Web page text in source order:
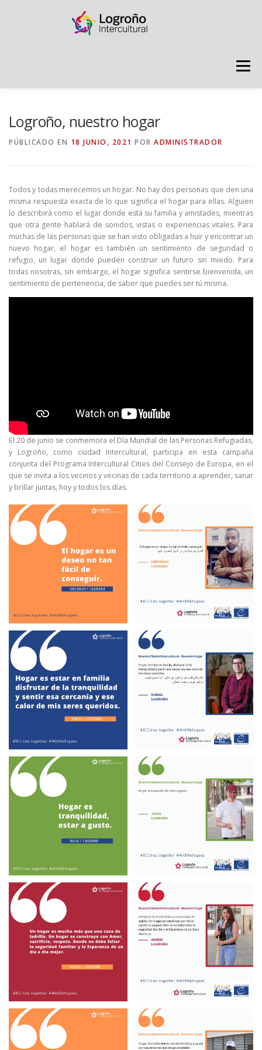
Menú
GRADÚATE EN CONVIVENCIA CAMPAÑAS
RECURSOS PUNTO DE ACOGIDA
Logroño, nuestro hogar
PÚBLICADO EN 18 JUNIO, 2021 POR ADMINISTRADOR
Todos y todas merecemos un hogar. No hay dos personas que den una
misma respuesta exacta de lo que significa el hogar para ellas. Alguien
lo describirá como el lugar donde está su familia y amistades, mientras
que otra gente hablará de sonidos, vistas o experiencias vitales. Para
muchas de las personas que se han visto obligadas a huir y encontrar un
nuevo hogar, el hogar es también un sentimiento de seguridad o
refugio, un lugar donde pueden construir un futuro sin miedo. Para
todas nosotras, sin embargo, el hogar significa sentirse bienvenida, un
sentimiento de pertenencia, de saber que puedes ser tú misma.
El 20 de junio se conmemora el Día Mundial de las Personas Refugiadas,
y Logroño, como ciudad Intercultural, participa en esta campaña
conjunta del Programa Intercultural Cities del Consejo de Europa, en el
que se invita a los vecinos y vecinas de cada territorio a aprender, sanar
y brillar juntas, hoy y todos los días.